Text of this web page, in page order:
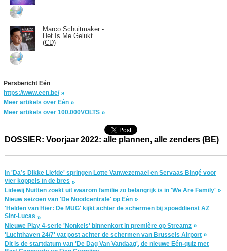
Marco Schuitmaker -
Het Is Me Gelukt
(CD)
Persbericht Eén
https://www.een.be/
Meer artikels over Eén
Meer artikels over 100.000VOLTS
DOSSIER: Voorjaar 2022: alle plannen, alle zenders (BE)
In 'Da’s Dikke Liefde' springen Lotte Vanwezemael en Servaas Bingé voor
vier koppels in de bres
Lidewij Nuitten zoekt uit waarom familie zo belangrijk is in 'We Are Family'
Nieuw seizoen van 'De Noodcentrale' op Eén
'Helden van Hier: De MUG' kijkt achter de schermen bij spoeddienst AZ
Sint-Lucas
Nieuwe Play 4-serie 'Nonkels' binnenkort in première op Streamz
'Luchthaven 24/7' vat post achter de schermen van Brussels Airport
Dit is de startdatum van 'De Dag Van Vandaag', de nieuwe Eén-quiz met